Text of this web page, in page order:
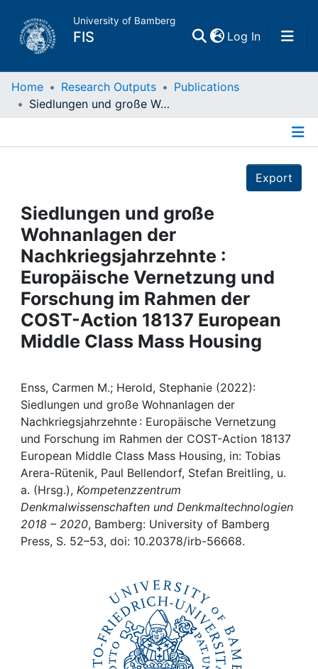
University of Bamberg
FIS Log In(current)
Home
Projects
People
Institutions
Awards
Help
Home Research Outputs
Publications
Siedlungen und große Wohnanlagen der Nachkriegsjahrzehnte : Europäische Vernetzung und Forschung im Rahmen der COST-Action 18137 European Middle Class Mass Housing
Export
Siedlungen und große
Wohnanlagen der
Nachkriegsjahrzehnte :
Europäische Vernetzung und
Forschung im Rahmen der
COST-Action 18137 European
Middle Class Mass Housing
Enss, Carmen M.; Herold, Stephanie (2022):
Siedlungen und große Wohnanlagen der
Nachkriegsjahrzehnte : Europäische Vernetzung
und Forschung im Rahmen der COST-Action 18137
European Middle Class Mass Housing, in: Tobias
Arera-Rütenik, Paul Bellendorf, Stefan Breitling, u.
a. (Hrsg.), Kompetenzzentrum
Denkmalwissenschaften und Denkmaltechnologien
2018 – 2020, Bamberg: University of Bamberg
Press, S. 52–53, doi: 10.20378/irb-56668.